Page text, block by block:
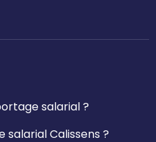
salarial ?
salarial Calissens ?